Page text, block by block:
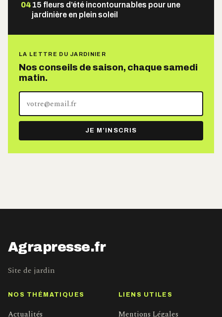
04 15 fleurs d’été incontournables pour une
jardinière en plein soleil
LA LETTRE DU JARDINIER
Nos conseils de saison, chaque samedi
matin.
Votre
adresse
e-
mail
JE M’INSCRIS
Agrapresse.fr
Site de jardin
NOS THÉMATIQUES
Actualités
LIENS UTILES
Mentions Légales